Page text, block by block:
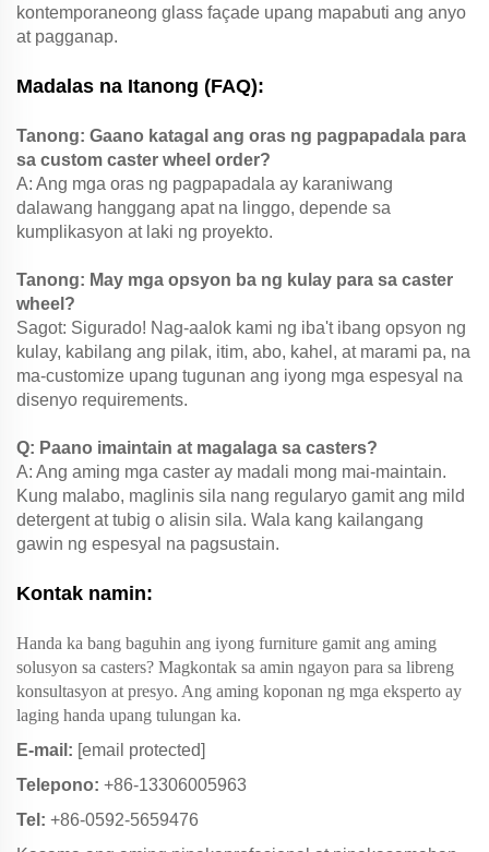
kontemporaneong glass façade upang mapabuti ang anyo
at pagganap.
Madalas na Itanong (FAQ):
Tanong: Gaano katagal ang oras ng pagpapadala para
sa custom caster wheel order?
A: Ang mga oras ng pagpapadala ay karaniwang
dalawang hanggang apat na linggo, depende sa
kumplikasyon at laki ng proyekto.
Tanong: May mga opsyon ba ng kulay para sa caster
wheel?
Sagot: Sigurado! Nag-aalok kami ng iba't ibang opsyon ng
kulay, kabilang ang pilak, itim, abo, kahel, at marami pa, na
ma-customize upang tugunan ang iyong mga espesyal na
disenyo requirements.
Q: Paano imaintain at magalaga sa casters?
A: Ang aming mga caster ay madali mong mai-maintain.
Kung malabo, maglinis sila nang regularyo gamit ang mild
detergent at tubig o alisin sila. Wala kang kailangang
gawin ng espesyal na pagsustain.
Kontak namin:
Handa ka bang baguhin ang iyong furniture gamit ang aming
solusyon sa casters? Magkontak sa amin ngayon para sa libreng
konsultasyon at presyo. Ang aming koponan ng mga eksperto ay
laging handa upang tulungan ka.
E-mail: [email protected]
Telepono: +86-13306005963
Tel: +86-0592-5659476